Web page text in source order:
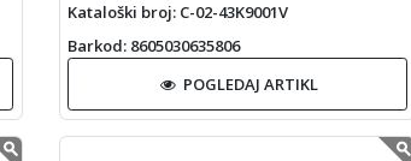
Kataloški broj: C-02-43K9001V
Barkod: 8605030635806
POGLEDAJ ARTIKL